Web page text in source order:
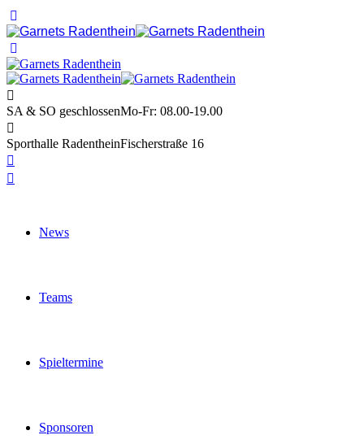
SA & SO geschlossenMo-Fr: 08.00-19.00
Sporthalle RadentheinFischerstraße 16
News
Teams
Spieltermine
Sponsoren